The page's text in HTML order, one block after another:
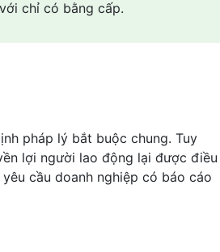
chỉ có bằng cấp.
pháp lý bắt buộc chung. Tuy
lợi người lao động lại được điều
cầu doanh nghiệp có báo cáo